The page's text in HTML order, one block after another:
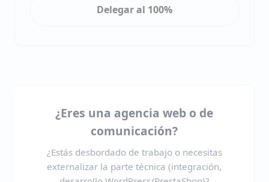
Delegar al 100%
¿Eres una agencia web o de
comunicación?
¿Estás desbordado de trabajo o necesitas
externalizar la parte técnica (integración,